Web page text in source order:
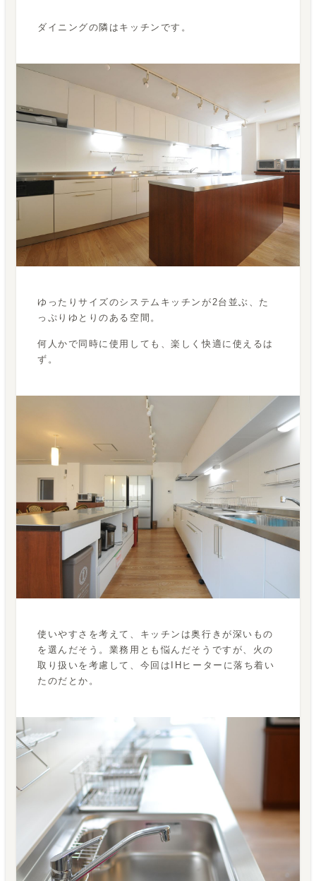
ダイニングの隣はキッチンです。
ゆったりサイズのシステムキッチンが2台並ぶ、た
っぷりゆとりのある空間。
何人かで同時に使用しても、楽しく快適に使えるは
ず。
使いやすさを考えて、キッチンは奥行きが深いもの
を選んだそう。業務用とも悩んだそうですが、火の
取り扱いを考慮して、今回はIHヒーターに落ち着い
たのだとか。